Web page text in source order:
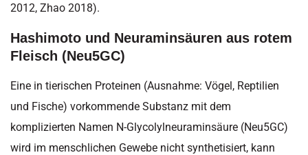
2012, Zhao 2018).
Hashimoto und Neuraminsäuren aus rotem
Fleisch (Neu5GC)
Eine in tierischen Proteinen (Ausnahme: Vögel, Reptilien
und Fische) vorkommende Substanz mit dem
komplizierten Namen N-Glycolylneuraminsäure (Neu5GC)
wird im menschlichen Gewebe nicht synthetisiert, kann